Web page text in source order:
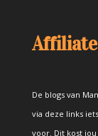
De blogs van
via deze links
voor. Dit kost jou